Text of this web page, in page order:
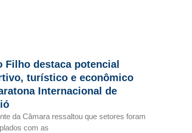
Filho destaca potencial
turístico e econômico
Internacional de
da Câmara ressaltou que setores foram
com as